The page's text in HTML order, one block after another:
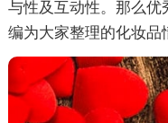
与性及互动性。那么
编为大家整理的化妆品